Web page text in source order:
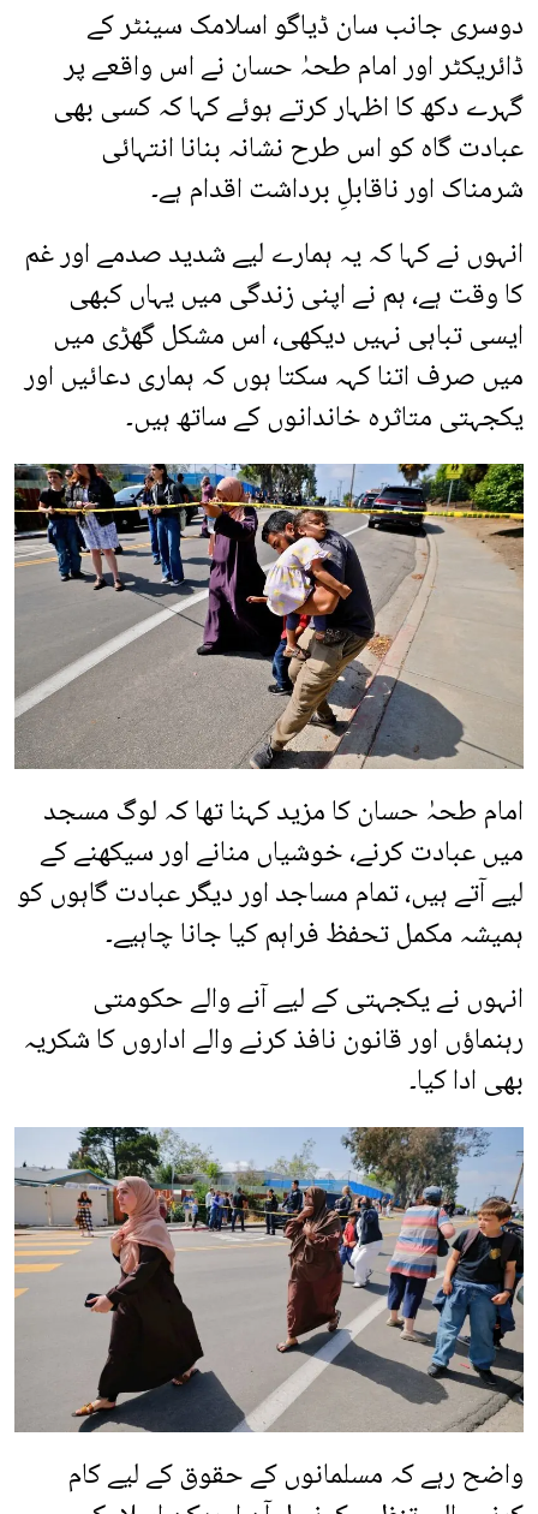
دوسری جانب سان ڈیاگو اسلامک سینٹر کے
ڈائریکٹر اور امام طحہٰ حسان نے اس واقعے پر
گہرے دکھ کا اظہار کرتے ہوئے کہا کہ کسی بھی
عبادت گاہ کو اس طرح نشانہ بنانا انتہائی
شرمناک اور ناقابلِ برداشت اقدام ہے۔
انہوں نے کہا کہ یہ ہمارے لیے شدید صدمے اور غم
کا وقت ہے، ہم نے اپنی زندگی میں یہاں کبھی
ایسی تباہی نہیں دیکھی، اس مشکل گھڑی میں
میں صرف اتنا کہہ سکتا ہوں کہ ہماری دعائیں اور
یکجہتی متاثرہ خاندانوں کے ساتھ ہیں۔
امام طحہٰ حسان کا مزید کہنا تھا کہ لوگ مسجد
میں عبادت کرنے، خوشیاں منانے اور سیکھنے کے
لیے آتے ہیں، تمام مساجد اور دیگر عبادت گاہوں کو
ہمیشہ مکمل تحفظ فراہم کیا جانا چاہیے۔
انہوں نے یکجہتی کے لیے آنے والے حکومتی
رہنماؤں اور قانون نافذ کرنے والے اداروں کا شکریہ
بھی ادا کیا۔
واضح رہے کہ مسلمانوں کے حقوق کے لیے کام